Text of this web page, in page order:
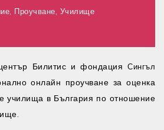
, Проучване, Училище
Билитис и фондация Сингъл
онлайн проучване за оценка
училища в България по отношение